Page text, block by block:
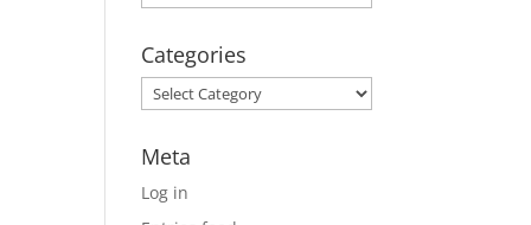
Categories
Categories
Meta
Log in